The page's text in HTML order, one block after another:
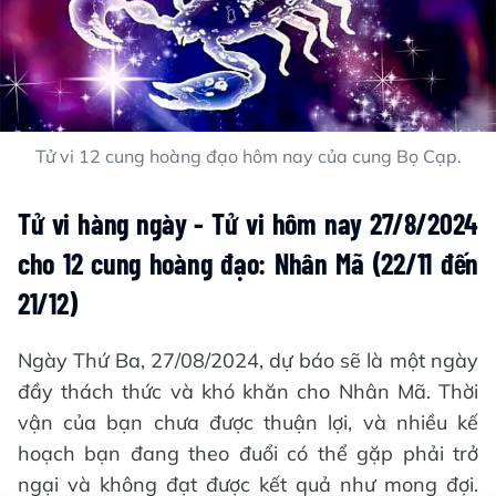
Tử vi 12 cung hoàng đạo hôm nay của cung Bọ Cạp.
Tử vi hàng ngày - Tử vi hôm nay 27/8/2024
cho 12 cung hoàng đạo: Nhân Mã (22/11 đến
21/12)
Ngày Thứ Ba, 27/08/2024, dự báo sẽ là một ngày
đầy thách thức và khó khăn cho Nhân Mã. Thời
vận của bạn chưa được thuận lợi, và nhiều kế
hoạch bạn đang theo đuổi có thể gặp phải trở
ngại và không đạt được kết quả như mong đợi.